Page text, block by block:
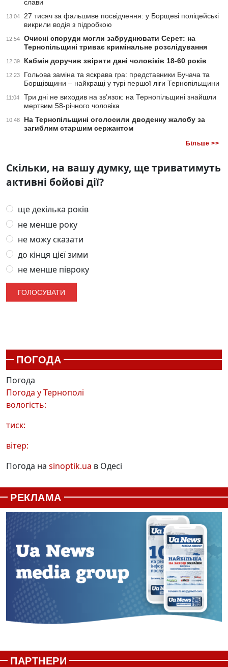
слави
13:04
27 тисяч за фальшиве посвідчення: у Борщеві поліцейські
викрили водія з підробкою
12:54
Очисні споруди могли забруднювати Серет: на
Тернопільщині триває кримінальне розслідування
12:39 Кабмін доручив звірити дані чоловіків 18-60 років
12:23
Гольова заміна та яскрава гра: представники Бучача та
Борщівщини – найкращі у турі першої ліги Тернопільщини
11:04
Три дні не виходив на зв’язок: на Тернопільщині знайшли
мертвим 58-річного чоловіка
10:48
На Тернопільщині оголосили дводенну жалобу за
загиблим старшим сержантом
Більше >>
Скільки, на вашу думку, ще триватимуть
активні бойові дії?
ще декілька років
не менше року
не можу сказати
до кінця цієї зими
не менше півроку
ПОГОДА
Погода
Погода уТернополі
вологість:
тиск:
вітер:
Погода на sinoptik.ua в Одесі
РЕКЛАМА
ПАРТНЕРИ